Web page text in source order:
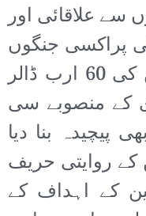
سے علاقائی اور
پراکسی جنگوں
کا میدان بنا ہوا ہے۔ چین کی 60 ارب ڈالر
کے منصوبے سی
پیچیدہ بنا دیا
روایتی حریف
کے اہداف کے